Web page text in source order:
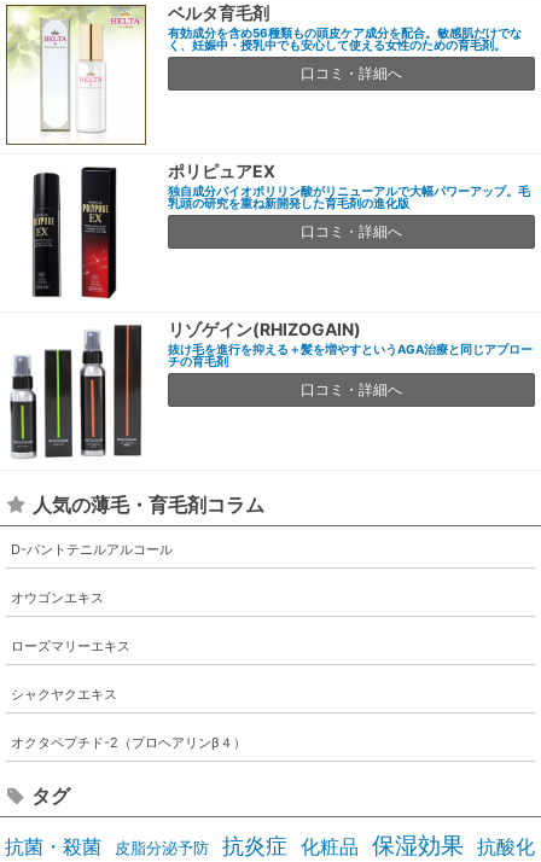
ベルタ育毛剤
有効成分を含め56種類もの頭皮ケア成分を配合。敏感肌だけでな
く、妊娠中・授乳中でも安心して使える女性のための育毛剤。
口コミ・詳細へ
ポリピュアEX
独自成分バイオポリリン酸がリニューアルで大幅パワーアップ。毛
乳頭の研究を重ね新開発した育毛剤の進化版
口コミ・詳細へ
リゾゲイン(RHIZOGAIN)
抜け毛を進行を抑える＋髪を増やすというAGA治療と同じアプロー
チの育毛剤
口コミ・詳細へ
人気の薄毛・育毛剤コラム
D-パントテニルアルコール
オウゴンエキス
ローズマリーエキス
シャクヤクエキス
オクタペプチド-2（プロヘアリンβ４）
タグ
抗菌・殺菌 皮脂分泌予防 抗炎症 化粧品 保湿効果 抗酸化